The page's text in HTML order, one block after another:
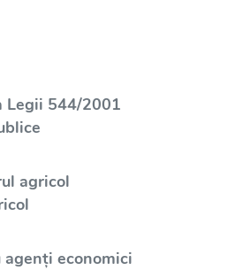
Legii 544/2001
agricol
economici